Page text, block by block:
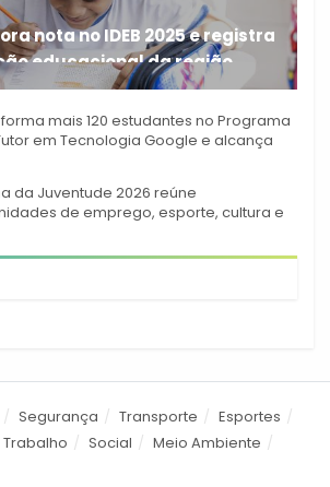
nota no IDEB 2025 e registra
educacional da região
de ensino
mais 120 estudantes no Programa
em Tecnologia Google e alcança
da Juventude 2026 reúne
de emprego, esporte, cultura e
Segurança Transporte
Esportes
Trabalho Social
Meio Ambiente